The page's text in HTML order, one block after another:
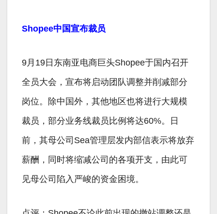
Shopee中国宣布裁员
9月19日东南亚电商巨头Shopee于国内召开
全员大会，宣布将启动团队调整并削减部分
岗位。除中国外，其他地区也将进行大规模
裁员，部分业务线裁员比例将达60%。日
前，其母公司Sea管理层发内部信表示将放弃
薪酬，同时将缩减公司的各项开支，由此可
见母公司陷入严峻的资金困境。